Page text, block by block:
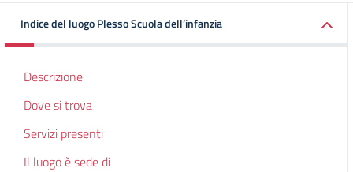
Indice del luogo Plesso Scuola dell’infanzia
Descrizione
Dove si trova
Servizi presenti
Il luogo è sede di